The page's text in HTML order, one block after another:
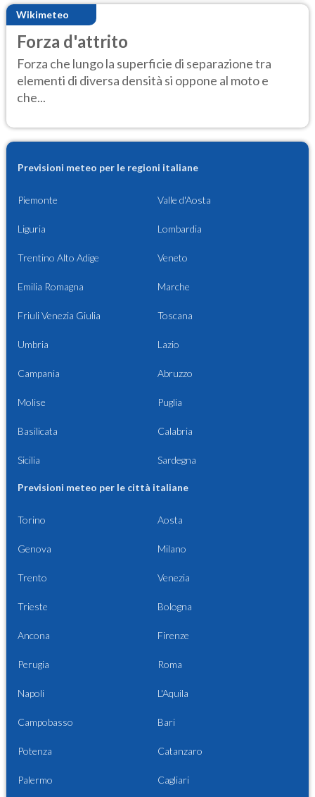
Wikimeteo
Forza d'attrito
Forza che lungo la superficie di separazione tra
elementi di diversa densità si oppone al moto e
che...
Previsioni meteo per le regioni italiane
Piemonte Valle d'Aosta
Liguria Lombardia
Trentino Alto Adige Veneto
Emilia Romagna Marche
Friuli Venezia Giulia Toscana
Umbria Lazio
Campania Abruzzo
Molise Puglia
Basilicata Calabria
Sicilia Sardegna
Previsioni meteo per le città italiane
Torino Aosta
Genova Milano
Trento Venezia
Trieste Bologna
Ancona Firenze
Perugia Roma
Napoli L'Aquila
Campobasso Bari
Potenza Catanzaro
Palermo Cagliari